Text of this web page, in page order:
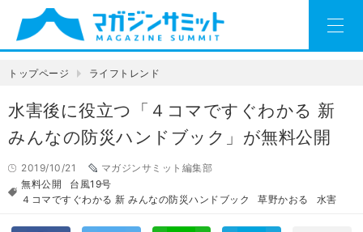
トップページ ライフトレンド
水害後に役立つ「４コマですぐわかる 新
みんなの防災ハンドブック」が無料公開
2019/10/21
マガジンサミット編集部
無料公開
台風19号
４コマですぐわかる 新 みんなの防災ハンドブック
草野かおる 水害